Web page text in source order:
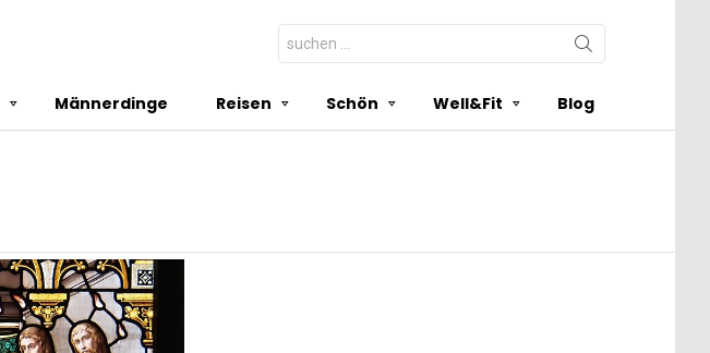
Search
for:
Männerdinge Reisen Schön Well&Fit Blog